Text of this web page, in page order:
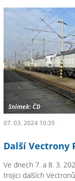
07. 03. 2024 10:35
Další Vectrony
Ve dnech 7. a 8. 3.
trojici dalších